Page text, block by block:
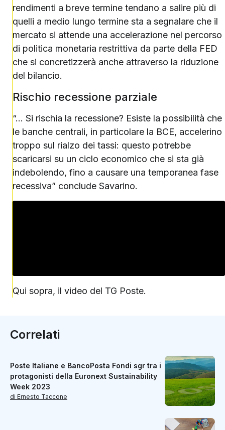
rendimenti a breve termine tendano a salire più di
quelli a medio lungo termine sta a segnalare che il
mercato si attende una accelerazione nel percorso
di politica monetaria restrittiva da parte della FED
che si concretizzerà anche attraverso la riduzione
del bilancio.
Rischio recessione parziale
“… Si rischia la recessione? Esiste la possibilità che
le banche centrali, in particolare la BCE, accelerino
troppo sul rialzo dei tassi: questo potrebbe
scaricarsi su un ciclo economico che si sta già
indebolendo, fino a causare una temporanea fase
recessiva” conclude Savarino.
Qui sopra, il video del TG Poste.
Correlati
Poste Italiane e BancoPosta Fondi sgr tra i
protagonisti della Euronext Sustainability
Week 2023
di Ernesto Taccone